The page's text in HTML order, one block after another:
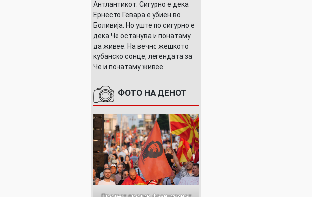
Антлантикот. Сигурно е дека
Ернесто Гевара е убиен во
Боливија. Но уште по сигурно е
дека Че останува и понатаму
да живее. На вечно жешкото
кубанско сонце, легендата за
Че и понатаму живее.
ФОТО НА ДЕНОТ